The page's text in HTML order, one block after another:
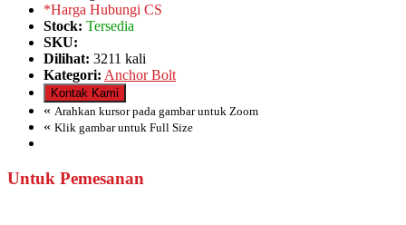
*Harga Hubungi CS
Stock: Tersedia
SKU:
Dilihat: 3211 kali
Kategori: Anchor Bolt
Kontak Kami
« Arahkan kursor pada gambar untuk Zoom
« Klik gambar untuk Full Size
Untuk Pemesanan